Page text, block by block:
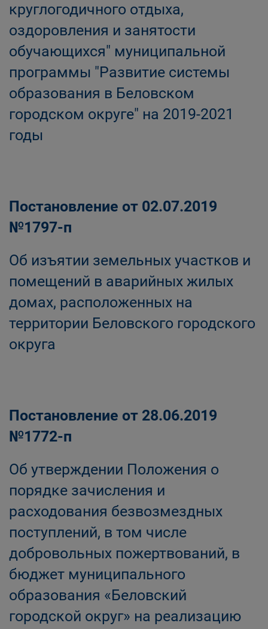
круглогодичного отдыха,
оздоровления и занятости
обучающихся" муниципальной
программы "Развитие системы
образования в Беловском
городском округе" на 2019-2021
годы
Постановление от 02.07.2019
№1797-п
Об изъятии земельных участков и
помещений в аварийных жилых
домах, расположенных на
территории Беловского городского
округа
Постановление от 28.06.2019
№1772-п
Об утверждении Положения о
порядке зачисления и
расходования безвозмездных
поступлений, в том числе
добровольных пожертвований, в
бюджет муниципального
образования «Беловский
городской округ» на реализацию